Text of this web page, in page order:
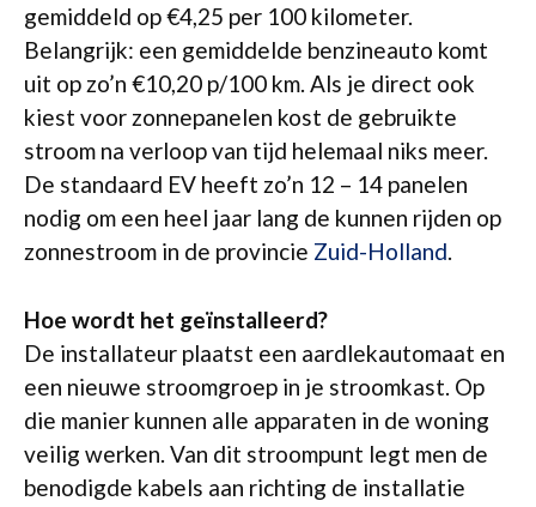
gemiddeld op €4,25 per 100 kilometer.
Belangrijk: een gemiddelde benzineauto komt
uit op zo’n €10,20 p/100 km. Als je direct ook
kiest voor zonnepanelen kost de gebruikte
stroom na verloop van tijd helemaal niks meer.
De standaard EV heeft zo’n 12 – 14 panelen
nodig om een heel jaar lang de kunnen rijden op
zonnestroom in de provincie Zuid-Holland.
Hoe wordt het geïnstalleerd?
De installateur plaatst een aardlekautomaat en
een nieuwe stroomgroep in je stroomkast. Op
die manier kunnen alle apparaten in de woning
veilig werken. Van dit stroompunt legt men de
benodigde kabels aan richting de installatie